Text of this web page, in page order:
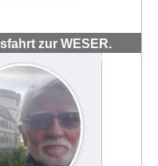
zur WESER.
#72039